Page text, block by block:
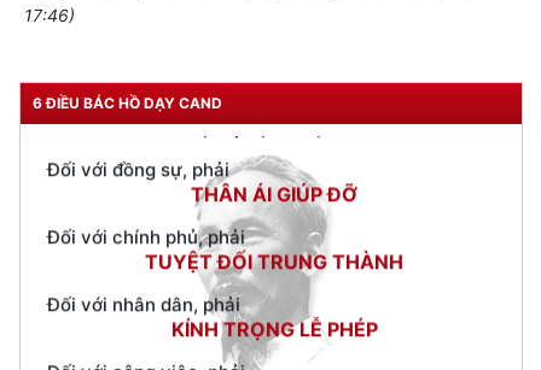
17:46)
6 ĐIỀU BÁC HỒ DẠY CAND
Đối với tự mình, phải
Đối với đồng sự, phải
THÂN ÁI GIÚP ĐỠ
TUYỆT ĐỐI TRUNG THÀNH
Đối với nhân dân, phải
KÍNH TRỌNG LỄ PHÉP
Đối với công việc, phải
TẬN TỤY